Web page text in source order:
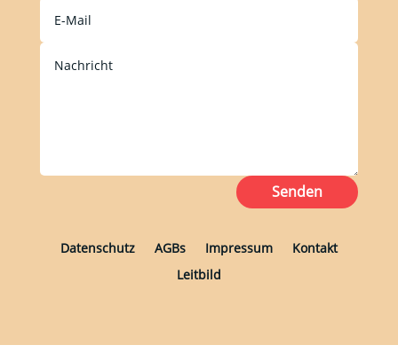
Senden
Datenschutz AGBs Impressum
Kontakt
Leitbild